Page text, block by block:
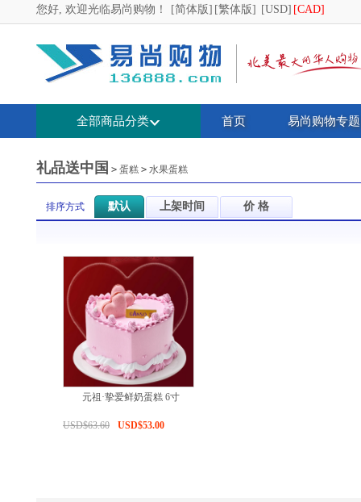
您好, 欢迎光临易尚购物！ [简体版] [繁体版] [USD] [CAD]
全部商品分类 首页 易尚购物专题
礼品送中国 > 蛋糕 > 水果蛋糕
排序方式 默认 上架时间 价 格
元祖·挚爱鲜奶蛋糕 6寸
USD$63.60 USD$53.00